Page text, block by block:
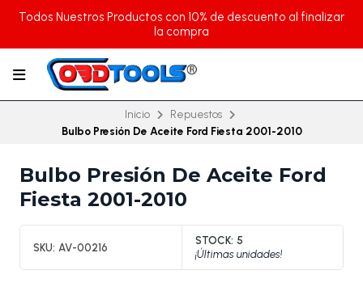
Todos Nuestros Productos con 10% de descuento al finalizar
la compra
Inicio
Repuestos
Bulbo Presión De Aceite Ford Fiesta 2001-2010
Bulbo Presión De Aceite Ford
Fiesta 2001-2010
SKU: AV-00216
STOCK: 5
¡Últimas unidades!